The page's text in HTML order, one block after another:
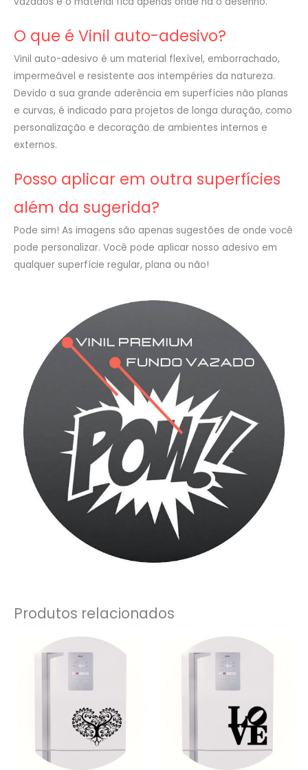
O que é Vinil auto-adesivo?
Vinil auto-adesivo é um material flexível, emborrachado,
impermeável e resistente aos intempéries da natureza.
Devido a sua grande aderência em superfícies não planas
e curvas, é indicado para projetos de longa duração, como
personalização e decoração de ambientes internos e
externos.
Posso aplicar em outra superfícies
além da sugerida?
Pode sim! As imagens são apenas sugestões de onde você
pode personalizar. Você pode aplicar nosso adesivo em
qualquer superfície regular, plana ou não!
Produtos relacionados